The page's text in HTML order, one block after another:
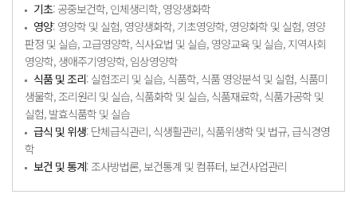
기초: 공중보건학, 인체생리학, 영양생화학
영양: 영양학 및 실험, 영양생화학, 기초영양학, 영양화학 및 실험, 영양
판정 및 실습, 고급영양학, 식사요법 및 실습, 영양교육 및 실습, 지역사회
영양학, 생애주기영양학, 임상영양학
식품 및 조리: 실험조리 및 실습, 식품학, 식품 영양분석 및 실험, 식품미
생물학, 조리원리 및 실습, 식품화학 및 실습, 식품재료학, 식품가공학 및
실험, 발효식품학 및 실습
급식 및 위생: 단체급식관리, 식생활관리, 식품위생학 및 법규, 급식경영
학
보건 및 통계: 조사방법론, 보건통계 및 컴퓨터, 보건사업관리